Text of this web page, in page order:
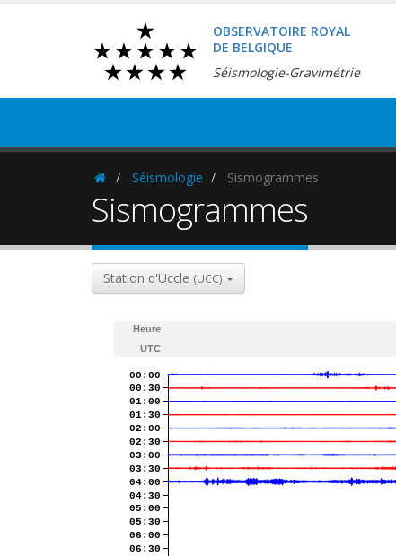
OBSERVATOIRE ROYAL
DE BELGIQUE
Séismologie-Gravimétrie
HomepageSéismologie Sismogrammes
Sismogrammes
Station d'Uccle (UCC)
Heure
UTC
00:00
00:30
01:00
01:30
02:00
02:30
03:00
03:30
04:00
04:30
05:00
05:30
06:00
06:30